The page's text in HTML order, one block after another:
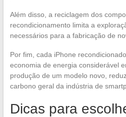
Além disso, a reciclagem dos
recondicionamento limita a
necessários para a fabricação de
Por fim, cada iPhone
economia de energia considerável
produção de um modelo novo,
carbono geral da indústria de
Dicas para